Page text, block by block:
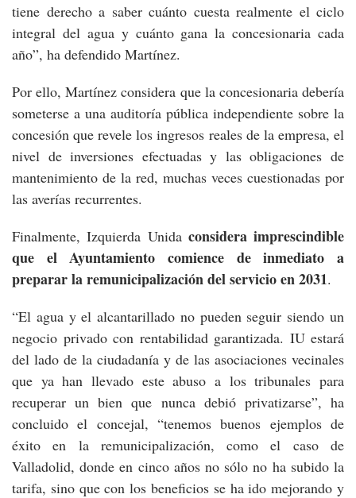
tiene derecho a saber cuánto cuesta realmente el ciclo
integral del agua y cuánto gana la concesionaria cada
año”, ha defendido Martínez.
Por ello, Martínez considera que la concesionaria debería
someterse a una auditoría pública independiente sobre la
concesión que revele los ingresos reales de la empresa, el
nivel de inversiones efectuadas y las obligaciones de
mantenimiento de la red, muchas veces cuestionadas por
las averías recurrentes.
Finalmente, Izquierda Unida considera imprescindible
que el Ayuntamiento comience de inmediato a
preparar la remunicipalización del servicio en 2031.
“El agua y el alcantarillado no pueden seguir siendo un
negocio privado con rentabilidad garantizada. IU estará
del lado de la ciudadanía y de las asociaciones vecinales
que ya han llevado este abuso a los tribunales para
recuperar un bien que nunca debió privatizarse”, ha
concluido el concejal, “tenemos buenos ejemplos de
éxito en la remunicipalización, como el caso de
Valladolid, donde en cinco años no sólo no ha subido la
tarifa, sino que con los beneficios se ha ido mejorando y